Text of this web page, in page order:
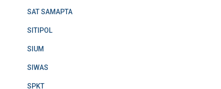
SAT SAMAPTA
SITIPOL
SIUM
SIWAS
SPKT